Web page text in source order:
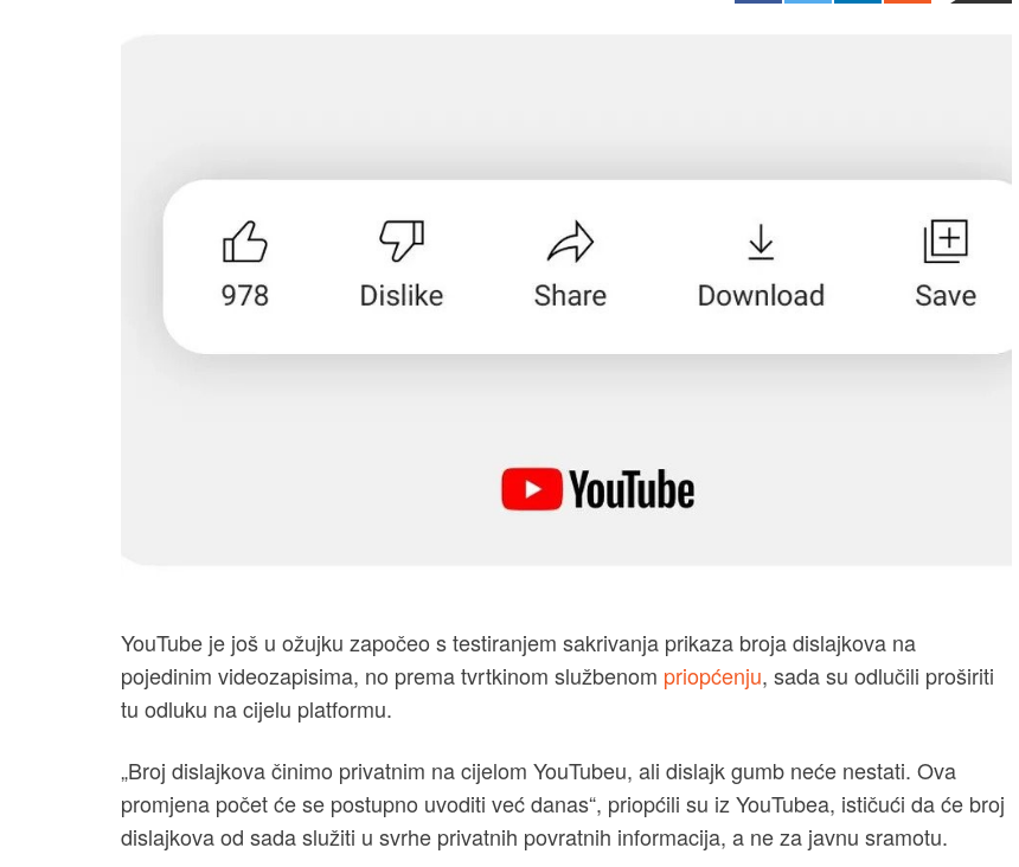
YouTube je još u ožujku započeo s testiranjem sakrivanja prikaza broja dislajkova na
pojedinim videozapisima, no prema tvrtkinom službenom priopćenju, sada su odlučili proširiti
tu odluku na cijelu platformu.
„Broj dislajkova činimo privatnim na cijelom YouTubeu, ali dislajk gumb neće nestati. Ova
promjena počet će se postupno uvoditi već danas“, priopćili su iz YouTubea, ističući da će broj
dislajkova od sada služiti u svrhe privatnih povratnih informacija, a ne za javnu sramotu.